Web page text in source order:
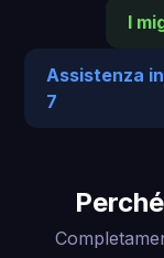
I
Assistenza
7